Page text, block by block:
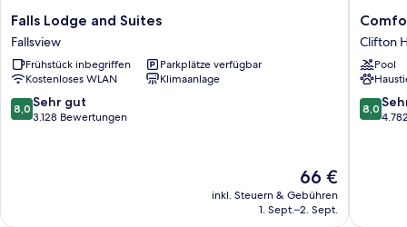
Falls
Lodge
and
Suites
Fallsview
Falls Lodge and Suites
Fallsview
Frühstück inbegriffen
Parkplätze verfügbar
Kostenloses WLAN
Klimaanlage
8.0
von
8,0 Sehr gut
3.128 Bewertungen
Der
Preis
beträgt
66 €
inkl. Steuern & Gebühren
1. Sept.–2. Sept.
Comfort
Hotel
Clifton
Hill
Clifton
Pool
8.0
von
8,0